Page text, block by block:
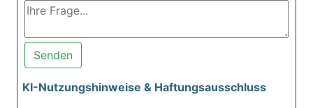
Senden
KI-Nutzungshinweise & Haftungsausschluss